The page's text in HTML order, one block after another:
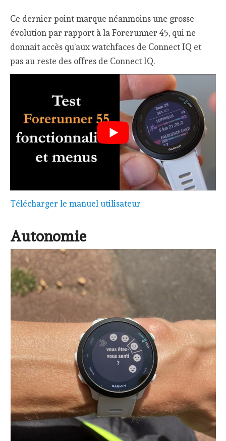
Ce dernier point marque néanmoins une grosse
évolution par rapport à la Forerunner 45, qui ne
donnait accès qu’aux watchfaces de Connect IQ et
pas au reste des offres de Connect IQ.
Télécharger le manuel utilisateur
Autonomie